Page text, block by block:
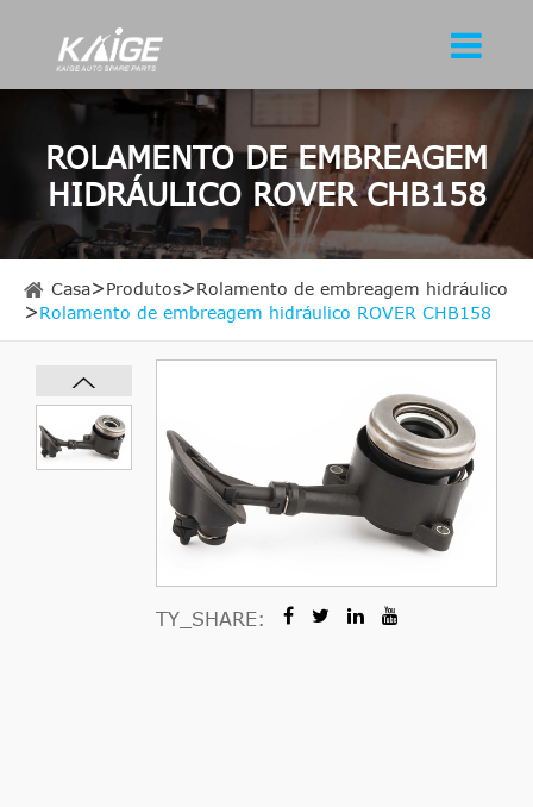
ROLAMENTO DE EMBREAGEM
HIDRÁULICO ROVER CHB158
Casa Produtos
Rolamento de embreagem hidráulico
Rolamento de embreagem hidráulico ROVER CHB158
TY_SHARE: